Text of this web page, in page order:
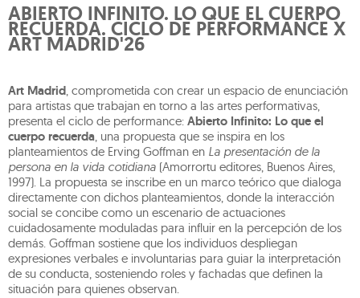
ABIERTO INFINITO. LO QUE EL CUERPO
RECUERDA. CICLO DE PERFORMANCE X
ART MADRID'26
Art Madrid, comprometida con crear un espacio de enunciación
para artistas que trabajan en torno a las artes performativas,
presenta el ciclo de performance: Abierto Infinito: Lo que el
cuerpo recuerda, una propuesta que se inspira en los
planteamientos de Erving Goffman en La presentación de la
persona en la vida cotidiana (Amorrortu editores, Buenos Aires,
1997). La propuesta se inscribe en un marco teórico que dialoga
directamente con dichos planteamientos, donde la interacción
social se concibe como un escenario de actuaciones
cuidadosamente moduladas para influir en la percepción de los
demás. Goffman sostiene que los individuos despliegan
expresiones verbales e involuntarias para guiar la interpretación
de su conducta, sosteniendo roles y fachadas que definen la
situación para quienes observan.